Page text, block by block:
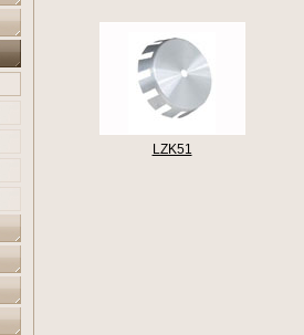
LZK51